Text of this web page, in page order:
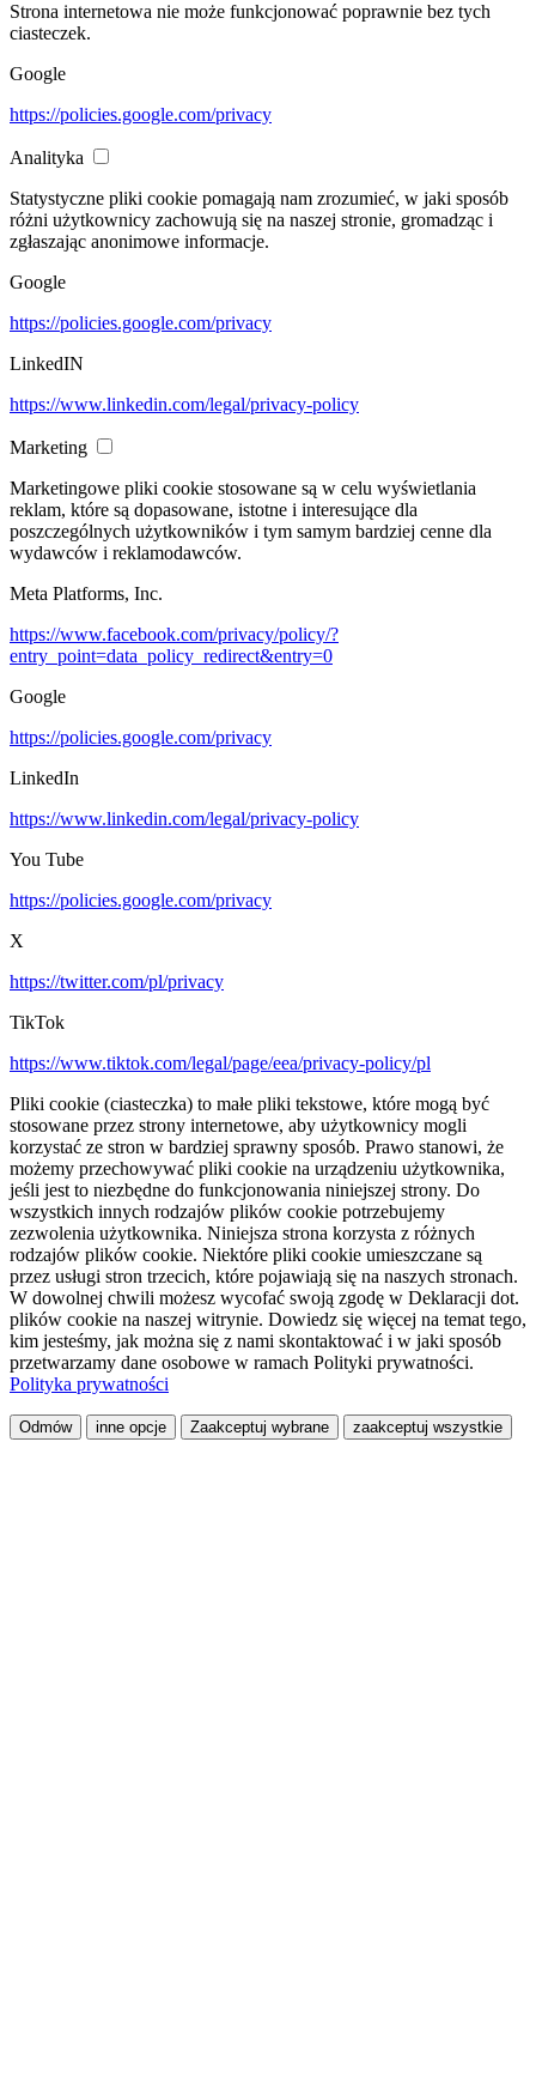
Strona internetowa nie może funkcjonować poprawnie bez tych
ciasteczek.
Google
https://policies.google.com/privacy
Analityka
Statystyczne pliki cookie pomagają nam zrozumieć, w jaki sposób
różni użytkownicy zachowują się na naszej stronie, gromadząc i
zgłaszając anonimowe informacje.
Google
https://policies.google.com/privacy
LinkedIN
https://www.linkedin.com/legal/privacy-policy
Marketing
Marketingowe pliki cookie stosowane są w celu wyświetlania
reklam, które są dopasowane, istotne i interesujące dla
poszczególnych użytkowników i tym samym bardziej cenne dla
wydawców i reklamodawców.
Meta Platforms, Inc.
https://www.facebook.com/privacy/policy/?
entry_point=data_policy_redirect&entry=0
Google
https://policies.google.com/privacy
LinkedIn
https://www.linkedin.com/legal/privacy-policy
You Tube
https://policies.google.com/privacy
X
https://twitter.com/pl/privacy
TikTok
https://www.tiktok.com/legal/page/eea/privacy-policy/pl
Pliki cookie (ciasteczka) to małe pliki tekstowe, które mogą być
stosowane przez strony internetowe, aby użytkownicy mogli
korzystać ze stron w bardziej sprawny sposób. Prawo stanowi, że
możemy przechowywać pliki cookie na urządzeniu użytkownika,
jeśli jest to niezbędne do funkcjonowania niniejszej strony. Do
wszystkich innych rodzajów plików cookie potrzebujemy
zezwolenia użytkownika. Niniejsza strona korzysta z różnych
rodzajów plików cookie. Niektóre pliki cookie umieszczane są
przez usługi stron trzecich, które pojawiają się na naszych stronach.
W dowolnej chwili możesz wycofać swoją zgodę w Deklaracji dot.
plików cookie na naszej witrynie. Dowiedz się więcej na temat tego,
kim jesteśmy, jak można się z nami skontaktować i w jaki sposób
przetwarzamy dane osobowe w ramach Polityki prywatności.
Polityka prywatności
Odmów inne opcje Zaakceptuj wybrane zaakceptuj wszystkie